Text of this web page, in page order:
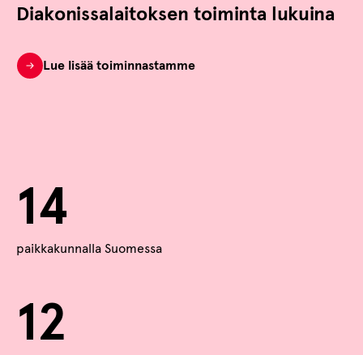
Diakonissalaitoksen toiminta lukuina
Lue lisää toiminnastamme
14
paikkakunnalla Suomessa
12